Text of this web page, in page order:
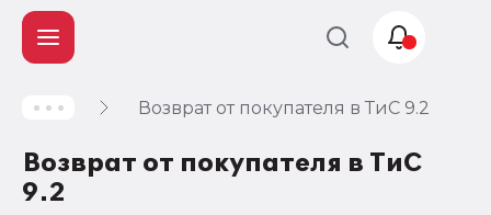
Возврат от покупателя в ТиС 9.2
Возврат от покупателя в ТиС
9.2
Учет и
Автоматизация